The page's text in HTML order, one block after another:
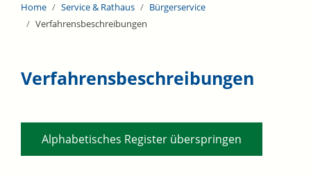
Home Service & Rathaus
Bürgerservice
Verfahrensbeschreibungen
Verfahrensbeschreibungen
Alphabetisches Register überspringen